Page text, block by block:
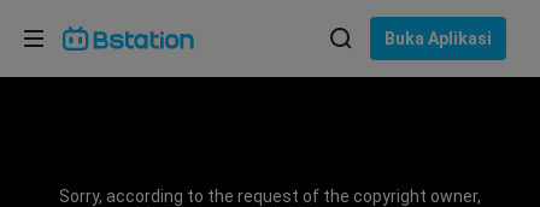
Buka Aplikasi
Sorry, according to the request of the copyright owner,
Pilih bahasa